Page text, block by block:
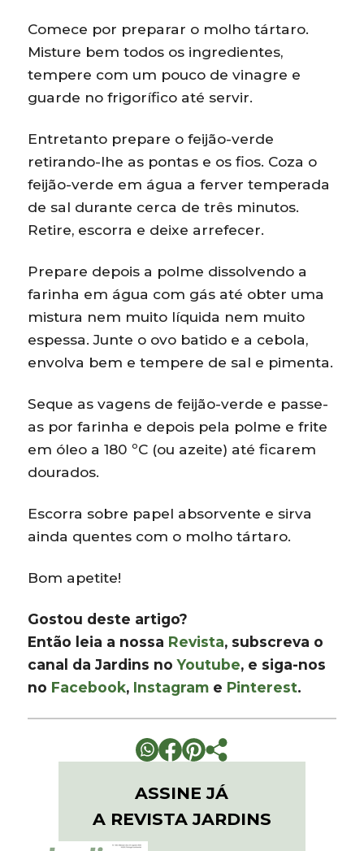
Comece por preparar o molho tártaro.
Misture bem todos os ingredientes,
tempere com um pouco de vinagre e
guarde no frigorífico até servir.
Entretanto prepare o feijão-verde
retirando-lhe as pontas e os fios. Coza o
feijão-verde em água a ferver temperada
de sal durante cerca de três minutos.
Retire, escorra e deixe arrefecer.
Prepare depois a polme dissolvendo a
farinha em água com gás até obter uma
mistura nem muito líquida nem muito
espessa. Junte o ovo batido e a cebola,
envolva bem e tempere de sal e pimenta.
Seque as vagens de feijão-verde e passe-
as por farinha e depois pela polme e frite
em óleo a 180 ºC (ou azeite) até ficarem
dourados.
Escorra sobre papel absorvente e sirva
ainda quentes com o molho tártaro.
Bom apetite!
Gostou deste artigo?
Então leia a nossa Revista, subscreva o
canal da Jardins noYoutube, e siga-nos
no Facebook, Instagram e Pinterest.
ASSINE JÁ
A REVISTA JARDINS